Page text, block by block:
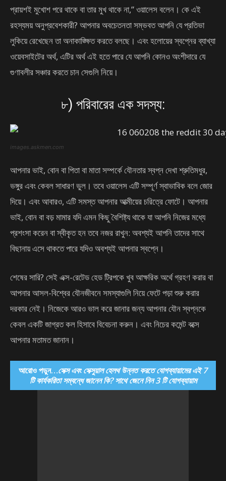
প্রায়শই মুখোশ পরে থাকে বা তার মুখ থাকে না,” ওয়ালেস বলেন। কে এই
রহস্যময় অনুপ্রবেশকারী? আপনার অবচেতনতা সম্ভবত আপনি যে প্রতিভা
লুকিয়ে রেখেছেন তা অনাকাঙ্ক্ষিত করতে বলছে। এবং হলোয়ের স্বপ্নের ব্যাখ্যা
ওয়েবসাইটের অর্থ, এটির অর্থ এই হতে পারে যে আপনি কোনও অংশীদারে যে
গুণাবলীর সঞ্চার করতে চান সেগুলি নিয়ে।
৮) পরিবারের এক সদস্য:
images.askmen.com
আপনার ভাই, বোন বা পিতা বা মাতা সম্পর্কে যৌনতার স্বপ্ন দেখা শ্রুতিমধুর,
ভঙ্গুর এবং কেবল সাধারণ ভুল। তবে ওয়ালেস এটি সম্পূর্ণ স্বাভাবিক বলে জোর
দিয়ে। এবং আবারও, এটি সমস্ত আপনার আত্মীয়ের চরিত্রে ফোটে। আপনার
ভাই, বোন বা বড় মামার যদি এমন কিছু বৈশিষ্ট্য থাকে যা আপনি নিজের মধ্যে
প্রশংসা করেন বা স্বীকৃত হন তবে নজর রাখুন: অবশ্যই আপনি তাদের সাথে
বিছানায় এসে থাকতে পারে যদিও অবশ্যই আপনার স্বপ্নে।
শেষের সারি? সেই এক্স-রেটেড হেড ট্রিপকে খুব আক্ষরিক অর্থে গ্রহণ করার বা
আপনার আসল-বিশ্বের যৌনজীবনে সমস্যাগুলি নিয়ে ফেটে পড়া শুরু করার
দরকার নেই। নিজেকে আরও ভাল করে জানার জন্য আপনার যৌন স্বপ্নকে
কেবল একটি জাগ্রত কল হিসাবে বিবেচনা করুন। এবং নিচের কমেন্ট বক্সে
আপনার মতামত জানান। ‌
আরোও পড়ুন…সেক্স এবং সেক্সুয়াল হেলথ উন্নত করতে যোগব্যায়ামের এই 7
টি কার্যকরিতা সম্বন্ধে জানেন কি? সাথে জেনে নিন 3 টি যোগব্যায়াম